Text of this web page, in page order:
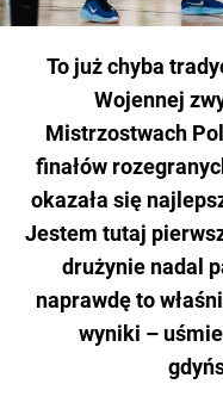
To już chyba
Wojennej
Mistrzostwach
finałów
okazała się
Jestem tutaj
drużynie nadal
naprawdę to
wyniki –